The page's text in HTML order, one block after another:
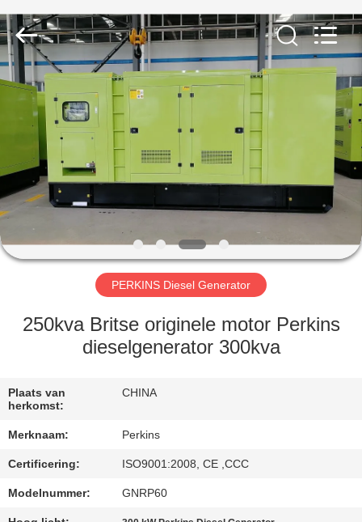
HUIS
PRODUCTEN
ONGEVEER
ONS
FABRIEKSREIS
KWALITEITSCONTROLE
CONTACTEER
ONS
VERZOEK
OM EEN
CITAAT
Equipment
Co.,
Ltd..
All
Rights
Reserved.
PERKINS Diesel Generator
250kva Britse originele motor Perkins
dieselgenerator 300kva
Plaats van
herkomst:
CHINA
Merknaam: Perkins
Certificering: ISO9001:2008, CE ,CCC
Modelnummer: GNRP60